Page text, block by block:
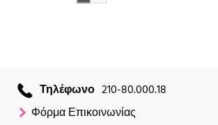
Τηλέφωνο 210-80.000.18
Φόρμα Επικοινωνίας